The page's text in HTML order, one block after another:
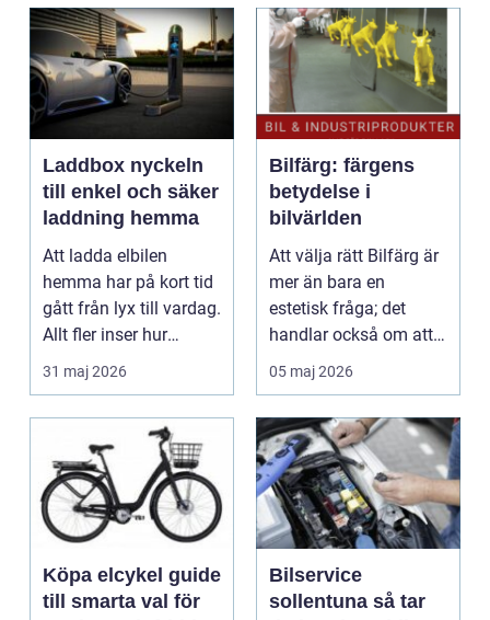
Laddbox nyckeln
till enkel och säker
laddning hemma
Att ladda elbilen
hemma har på kort tid
gått från lyx till vardag.
Allt fler inser hur
smidigt det ä...
31 maj 2026
Bilfärg: färgens
betydelse i
bilvärlden
Att välja rätt Bilfärg är
mer än bara en
estetisk fråga; det
handlar också om att
förstå hur val av ...
05 maj 2026
Köpa elcykel guide
till smarta val för
Bilservice
sollentuna så tar